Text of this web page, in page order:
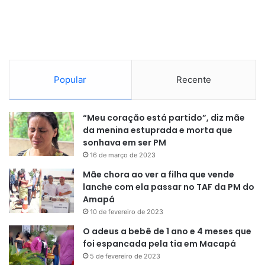
Popular Recente
“Meu coração está partido”, diz mãe
da menina estuprada e morta que
sonhava em ser PM
16 de março de 2023
Mãe chora ao ver a filha que vende
lanche com ela passar no TAF da PM do
Amapá
10 de fevereiro de 2023
O adeus a bebê de 1 ano e 4 meses que
foi espancada pela tia em Macapá
5 de fevereiro de 2023